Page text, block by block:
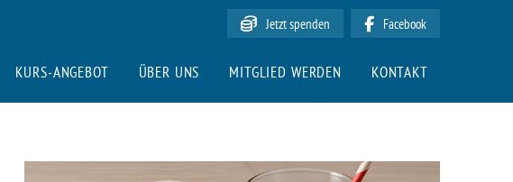
Jetzt spenden Facebook
KURS-ANGEBOT ÜBER UNS MITGLIED WERDEN KONTAKT